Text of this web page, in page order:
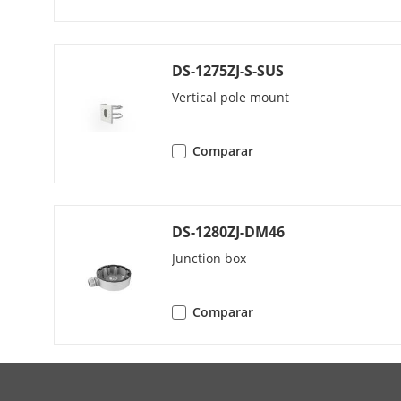
DS-1275ZJ-S-SUS
Vertical pole mount
Comparar
DS-1280ZJ-DM46
Junction box
Comparar